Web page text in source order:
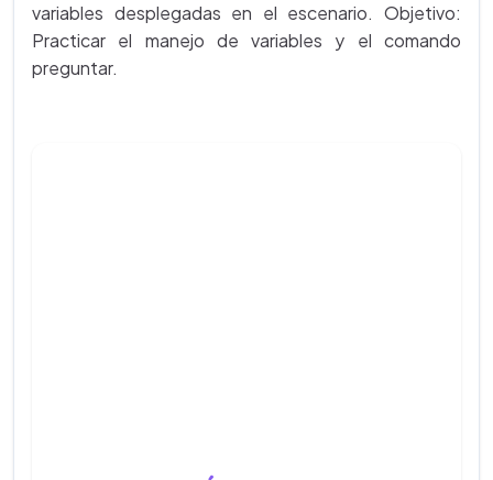
variables desplegadas en el escenario. Objetivo:
Practicar el manejo de variables y el comando
preguntar.